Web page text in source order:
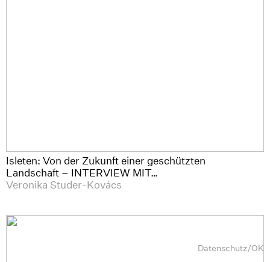
Isleten: Von der Zukunft einer geschützten
Landschaft – INTERVIEW MIT…
Veronika Studer-Kovács
Datenschutz/OK